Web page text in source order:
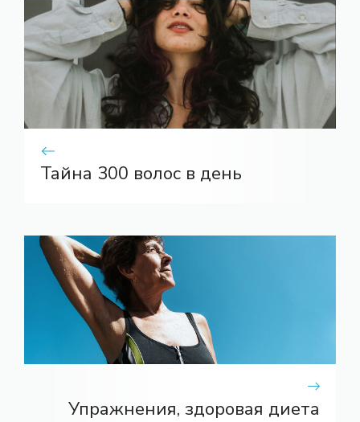
Тайна 300 волос в день
Упражнения, здоровая диета